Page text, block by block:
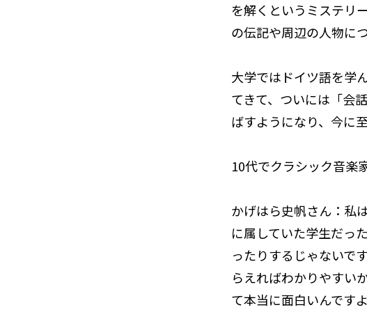
を解くというミステリ
の伝記や周辺の人物に
大学ではドイツ語を学
てきて、ついには「会
ばすようになり、今に
――10代でクラシック音
かげはら史帆さん：私
に属していた学生だっ
ったりするじゃないで
らえればわかりやすい
て本当に面白いんです